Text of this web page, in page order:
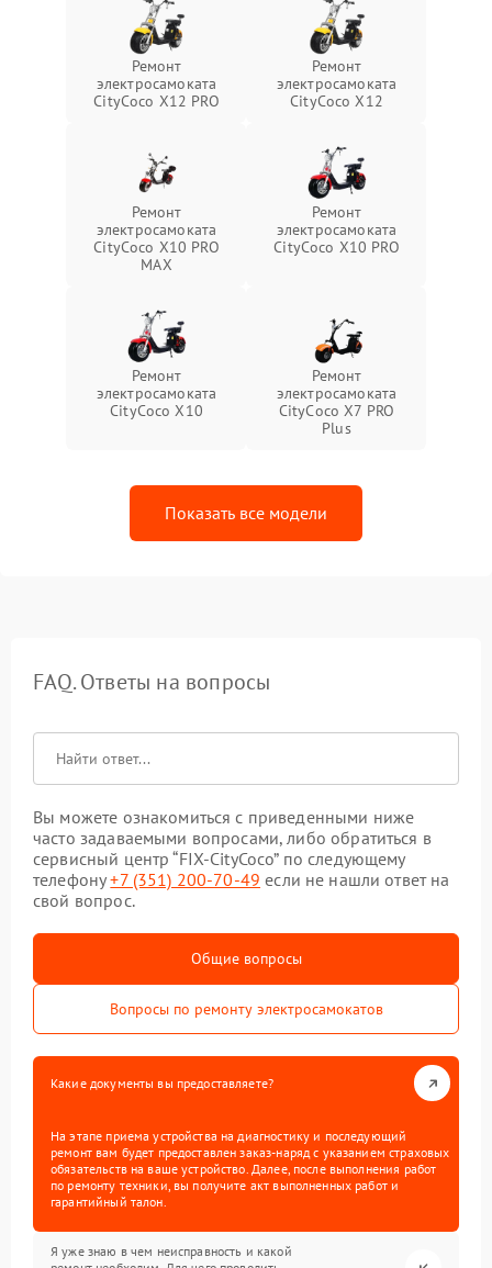
Ремонт
электросамоката
CityCoco X12 PRO
Ремонт
электросамоката
CityCoco X12
Ремонт
электросамоката
CityCoco X10 PRO
MAX
Ремонт
электросамоката
CityCoco X10 PRO
Ремонт
электросамоката
CityCoco X10
Ремонт
электросамоката
CityCoco X7 PRO
Plus
Показать все модели
FAQ. Ответы на вопросы
Вы можете ознакомиться с приведенными ниже
часто задаваемыми вопросами, либо обратиться в
сервисный центр “FIX-CityCoco” по следующему
телефону+7 (351) 200-70-49 если не нашли ответ на
свой вопрос.
Общие вопросы
Вопросы по ремонту электросамокатов
Какие документы вы предоставляете?
На этапе приема устройства на диагностику и последующий
ремонт вам будет предоставлен заказ-наряд с указанием страховых
обязательств на ваше устройство. Далее, после выполнения работ
по ремонту техники, вы получите акт выполненных работ и
гарантийный талон.
Я уже знаю в чем неисправность и какой